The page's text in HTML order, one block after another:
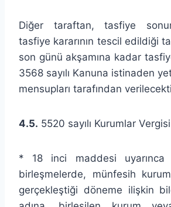
Diğer taraftan, tasfiye
tasfiye kararının tescil edildiği
son günü akşamına kadar
3568 sayılı Kanuna istinaden
mensupları tarafından
4.5. 5520 sayılı Kurumlar
* 18 inci maddesi uyarınca
birleşmelerde, münfesih
gerçekleştiği döneme ilişkin